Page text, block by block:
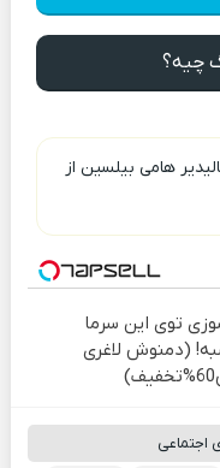
چیه؟
هامی بیلسین از
توی این سرما
(دمنوش لاغری
اجتماعی